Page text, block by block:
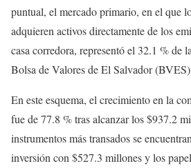
puntual, el mercado primario, en el que
adquieren activos directamente de los
casa corredora, representó el 32.1 % de
Bolsa de Valores de El Salvador
En este esquema, el crecimiento en la
fue de 77.8 % tras alcanzar los $937.2
instrumentos más transados se
inversión con $527.3 millones y los